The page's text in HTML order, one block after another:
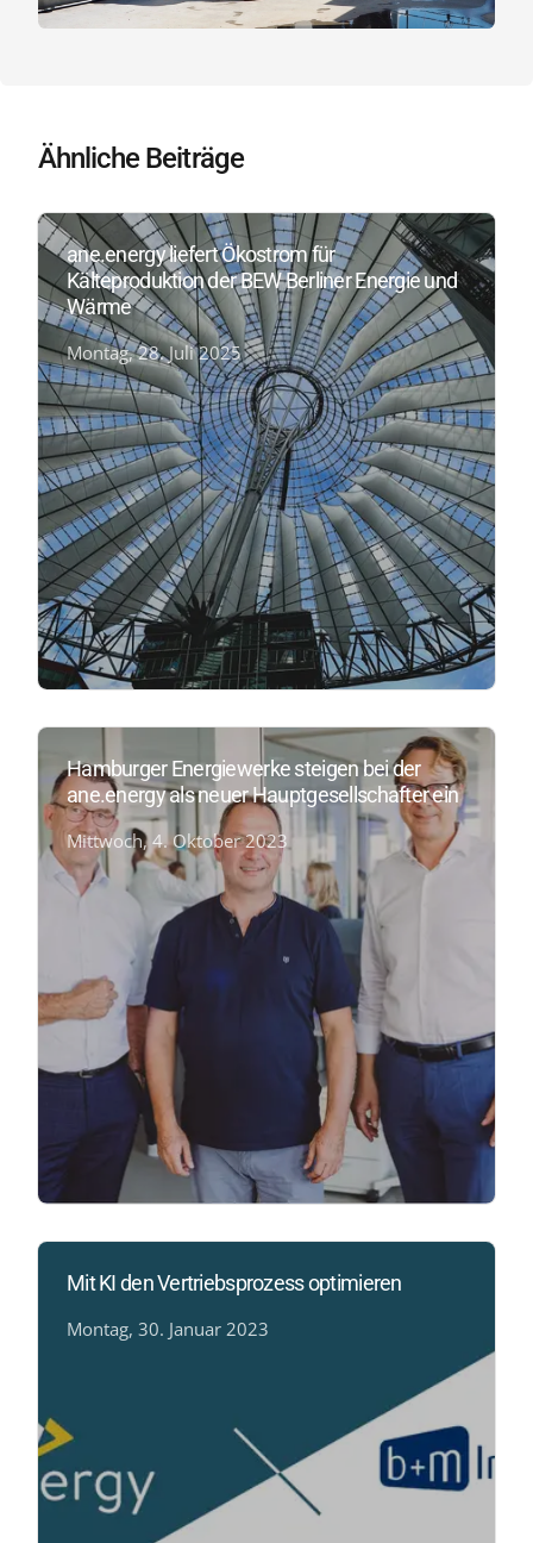
Ähnliche Beiträge
ane.energy liefert Ökostrom für
Kälteproduktion der BEW Berliner Energie und
Wärme
Montag, 28. Juli 2025
Hamburger Energiewerke steigen bei der
ane.energy als neuer Hauptgesellschafter ein
Mittwoch, 4. Oktober 2023
Mit KI den Vertriebsprozess optimieren
Montag, 30. Januar 2023